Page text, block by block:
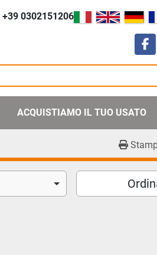
+39 0302151206
ACQUISTIAMO IL TUO USATO